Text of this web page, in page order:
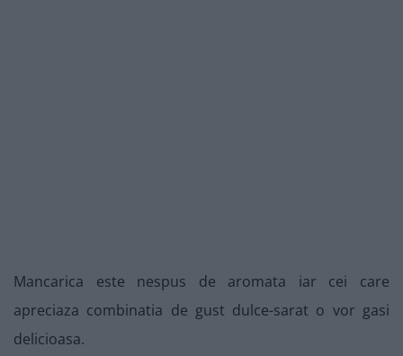
Mancarica este nespus de aromata iar cei care
apreciaza combinatia de gust dulce-sarat o vor gasi
delicioasa.